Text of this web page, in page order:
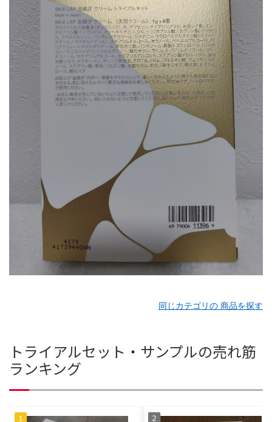
同じカテゴリの 商品を探す
トライアルセット・サンプルの売れ筋
ランキング